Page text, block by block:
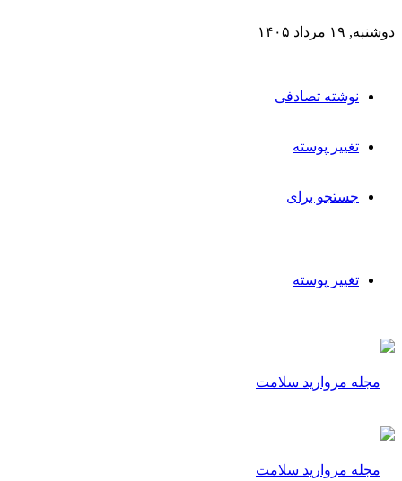
دوشنبه, ۱۹ مرداد ۱۴۰۵
نوشته تصادفی
تغییر پوسته
جستجو برای
تغییر پوسته